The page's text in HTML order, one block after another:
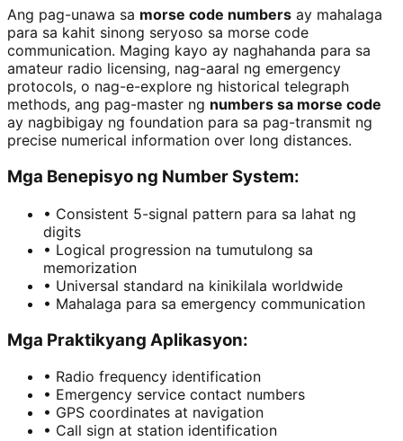
Ang pag-unawa sa morse code numbers ay mahalaga
para sa kahit sinong seryoso sa morse code
communication. Maging kayo ay naghahanda para sa
amateur radio licensing, nag-aaral ng emergency
protocols, o nag-e-explore ng historical telegraph
methods, ang pag-master ng numbers sa morse code
ay nagbibigay ng foundation para sa pag-transmit ng
precise numerical information over long distances.
Mga Benepisyo ng Number System:
• Consistent 5-signal pattern para sa lahat ng
digits
• Logical progression na tumutulong sa
memorization
• Universal standard na kinikilala worldwide
• Mahalaga para sa emergency communication
Mga Praktikyang Aplikasyon:
• Radio frequency identification
• Emergency service contact numbers
• GPS coordinates at navigation
• Call sign at station identification